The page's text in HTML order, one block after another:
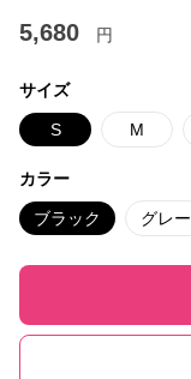
5,680 円
サイズ
S M
カラー
ブラック グレー